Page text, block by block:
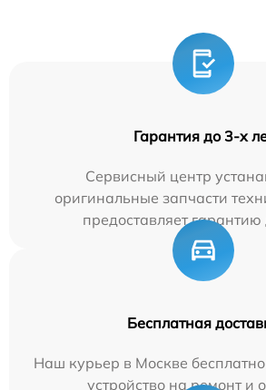
Гарантия до 3-х
Сервисный центр
оригинальные запчасти
предоставляет гарантию
Бесплатная
Наш курьер в Москве
устройство на ремонт и